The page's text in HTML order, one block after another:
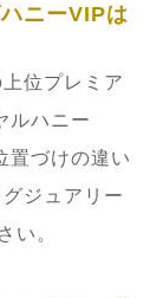
ニーVIPは
位プレミア
ルハニー
置づけの違い
ジュアリー
い。